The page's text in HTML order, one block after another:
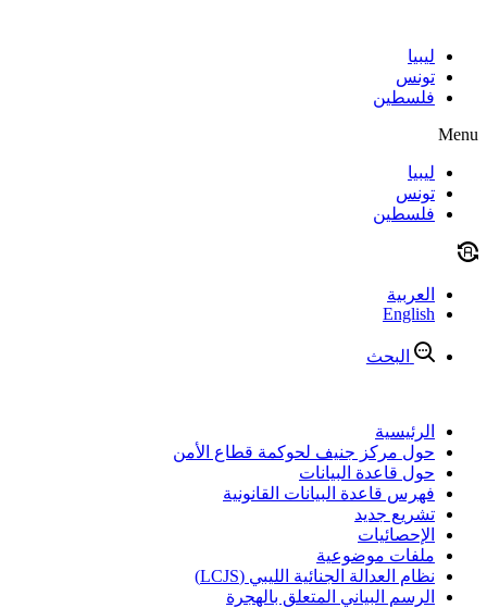
contentليبيا
تونس
فلسطين
Menu
ليبيا
تونس
فلسطين
العربية
English
البحث
الرئيسية
حول مركز جنيف لحوكمة قطاع الأمن
حول قاعدة البيانات
فهرس قاعدة البيانات القانونية
تشريع جديد
الإحصائيات
ملفات موضوعية
نظام العدالة الجنائية الليبي (LCJS)
الرسم البياني المتعلق بالهجرة